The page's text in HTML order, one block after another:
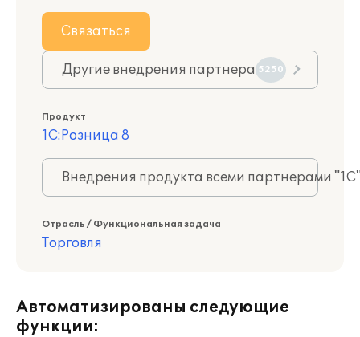
Связаться
Другие внедрения партнера 5250
Продукт
1С:Розница 8
Внедрения продукта всеми партнерами
Отрасль / Функциональная задача
Торговля
Автоматизированы следующие
функции: